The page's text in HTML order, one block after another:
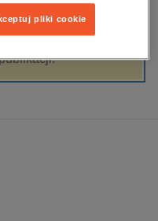
informatyka
pliki cookie